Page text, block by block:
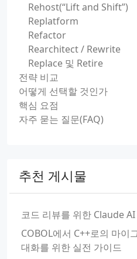
Rehost(“Lift and Shift”)
Replatform
Refactor
Rearchitect / Rewrite
Replace 및 Retire
전략 비교
어떻게 선택할 것인가
핵심 요점
자주 묻는 질문(FAQ)
추천 게시물
코드 리뷰를 위한 Claude
COBOL에서 C++로의 마이
대화를 위한 실전 가이드